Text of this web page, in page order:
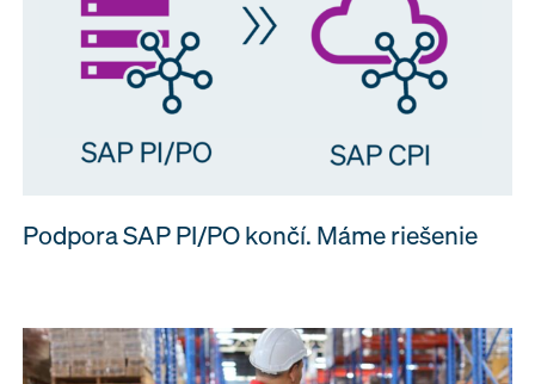
Podpora SAP PI/PO končí. Máme riešenie